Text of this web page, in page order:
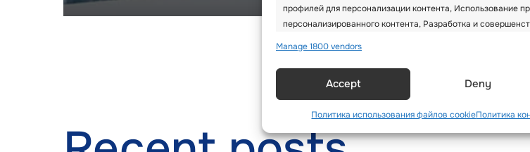
профилей для персонализации контента, Использование
персонализированного контента, Разработка и
Сопоставление и объединение данных из других
Связывание различных устройств, Идентификация
информации, передаваемой автоматически.
Manage 1800 vendors
Accept Deny
Политика использования файлов cookieПолитика